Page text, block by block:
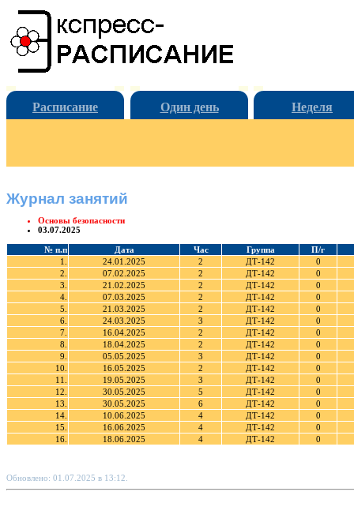
Расписание Один день Неделя
Журнал занятий
Основы безопасности
03.07.2025
№ п.п Дата Час Группа
П/г
1.
24.01.2025 2 ДТ-142
0
2.
07.02.2025 2 ДТ-142
0
3.
21.02.2025 2 ДТ-142
0
4.
07.03.2025 2 ДТ-142
0
5.
21.03.2025 2 ДТ-142
0
6.
24.03.2025 3 ДТ-142
0
7.
16.04.2025 2 ДТ-142
0
8.
18.04.2025 2 ДТ-142
0
9.
05.05.2025 3 ДТ-142
0
10.
16.05.2025 2 ДТ-142
0
11.
19.05.2025 3 ДТ-142
0
12.
30.05.2025 5 ДТ-142
0
13.
30.05.2025 6 ДТ-142
0
14.
10.06.2025 4 ДТ-142
0
15.
16.06.2025 4 ДТ-142
0
16.
18.06.2025 4 ДТ-142 0
Обновлено: 01.07.2025 в 13:12.